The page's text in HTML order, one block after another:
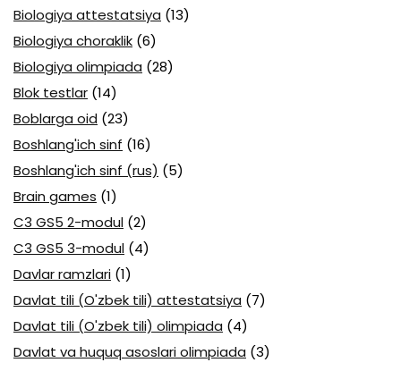
Biologiya attestatsiya (13)
Biologiya choraklik (6)
Biologiya olimpiada (28)
Blok testlar (14)
Boblarga oid (23)
Boshlang'ich sinf (16)
Boshlang'ich sinf (rus) (5)
Brain games (1)
C3 GS5 2-modul (2)
C3 GS5 3-modul (4)
Davlar ramzlari (1)
Davlat tili (O'zbek tili) attestatsiya (7)
Davlat tili (O'zbek tili) olimpiada (4)
Davlat va huquq asoslari olimpiada (3)